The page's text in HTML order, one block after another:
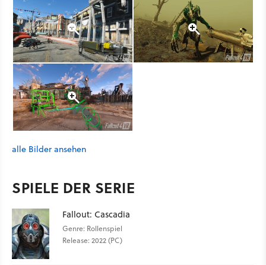
alle Bilder ansehen
SPIELE DER SERIE
Fallout: Cascadia
Genre: Rollenspiel
Release: 2022 (PC)